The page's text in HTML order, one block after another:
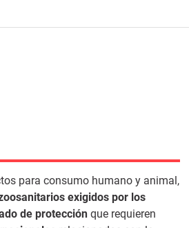
para consumo humano y animal,
exigidos por los
de protección que requieren